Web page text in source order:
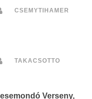
CSEMYTIHAMER
TAKACSOTTO
Verseny,